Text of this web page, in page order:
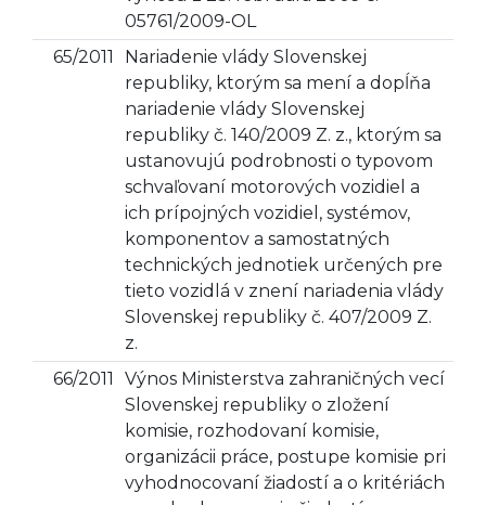
05761/2009-OL
65/2011
Nariadenie vlády Slovenskej
republiky, ktorým sa mení a dopĺňa
nariadenie vlády Slovenskej
republiky č. 140/2009 Z. z., ktorým sa
ustanovujú podrobnosti o typovom
schvaľovaní motorových vozidiel a
ich prípojných vozidiel, systémov,
komponentov a samostatných
technických jednotiek určených pre
tieto vozidlá v znení nariadenia vlády
Slovenskej republiky č. 407/2009 Z.
z.
66/2011
Výnos Ministerstva zahraničných vecí
Slovenskej republiky o zložení
komisie, rozhodovaní komisie,
organizácii práce, postupe komisie pri
vyhodnocovaní žiadostí a o kritériách